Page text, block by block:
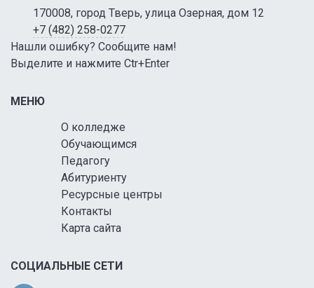
170008, город Тверь, улица Озерная, дом 12
+7 (482) 258-0277
Нашли ошибку? Сообщите нам!
Выделите и нажмите Ctr+Enter
МЕНЮ
О колледже
Обучающимся
Педагогу
Абитуриенту
Ресурсные центры
Контакты
Карта сайта
СОЦИАЛЬНЫЕ СЕТИ